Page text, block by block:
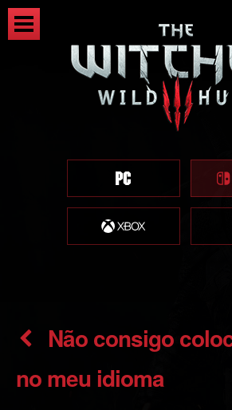
Não consigo colocar o jogo
no meu idioma